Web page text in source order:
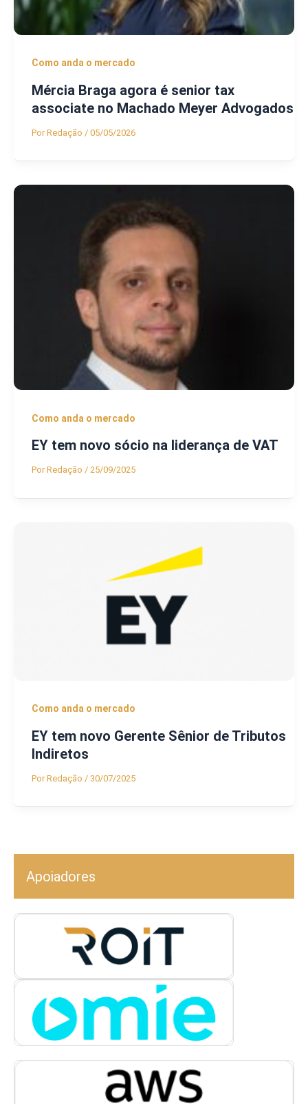
Como anda o mercado
Mércia Braga agora é senior tax
associate no Machado Meyer Advogados
PorRedação / 05/05/2026
Como anda o mercado
EY tem novo sócio na liderança de VAT
PorRedação / 25/09/2025
Como anda o mercado
EY tem novo Gerente Sênior de Tributos
Indiretos
PorRedação / 30/07/2025
Apoiadores